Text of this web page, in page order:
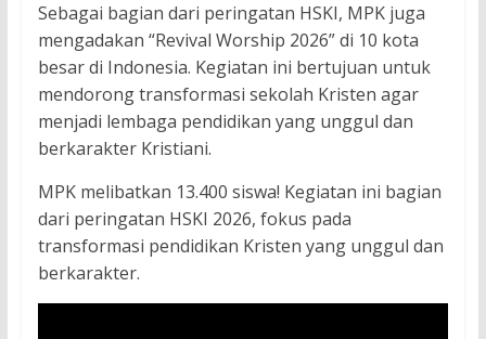
Sebagai bagian dari peringatan HSKI, MPK juga
mengadakan “Revival Worship 2026” di 10 kota
besar di Indonesia. Kegiatan ini bertujuan untuk
mendorong transformasi sekolah Kristen agar
menjadi lembaga pendidikan yang unggul dan
berkarakter Kristiani.
MPK melibatkan 13.400 siswa! Kegiatan ini bagian
dari peringatan HSKI 2026, fokus pada
transformasi pendidikan Kristen yang unggul dan
berkarakter.